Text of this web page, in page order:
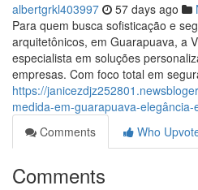
albertgrkl403997 57 days ago
Para quem busca sofisticação e
arquitetônicos, em Guarapuava, a
especialista em soluções
empresas. Com foco total em
https://
medida-em-guarapuava-
Comments
Who
Comments